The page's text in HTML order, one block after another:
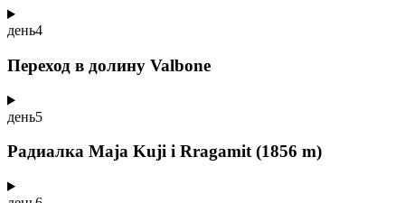
день4
Переход в долину Valbone
день5
Радиалка Maja Kuji i Rragamit (1856 m)